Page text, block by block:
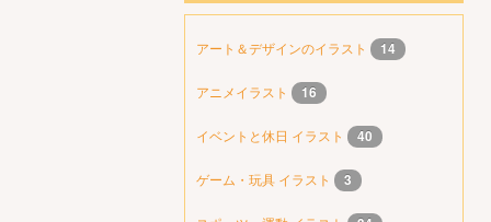
アート＆デザインのイラスト 14
アニメイラスト 16
イベントと休日 イラスト 40
ゲーム・玩具 イラスト 3